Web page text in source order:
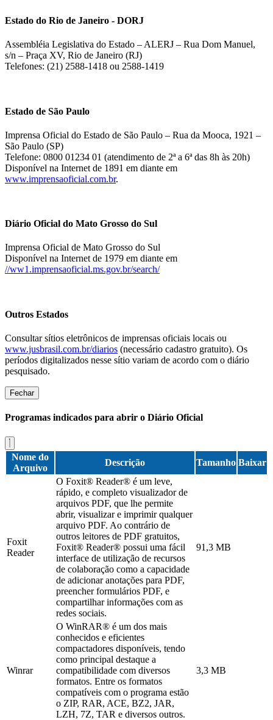
Estado do Rio de Janeiro - DORJ
Assembléia Legislativa do Estado – ALERJ – Rua Dom Manuel,
s/n – Praça XV, Rio de Janeiro (RJ)
Telefones: (21) 2588-1418 ou 2588-1419
Estado de São Paulo
Imprensa Oficial do Estado de São Paulo – Rua da Mooca, 1921 –
São Paulo (SP)
Telefone: 0800 01234 01 (atendimento de 2ª a 6ª das 8h às 20h)
Disponível na Internet de 1891 em diante em
www.imprensaoficial.com.br.
Diário Oficial do Mato Grosso do Sul
Imprensa Oficial de Mato Grosso do Sul
Disponível na Internet de 1979 em diante em
//ww1.imprensaoficial.ms.gov.br/search/
Outros Estados
Consultar sítios eletrônicos de imprensas oficiais locais ou
www.jusbrasil.com.br/diarios (necessário cadastro gratuito). Os
períodos digitalizados nesse sítio variam de acordo com o diário
pesquisado.
Fechar
Programas indicados para abrir o Diário Oficial
Nome do
Arquivo
Descrição Tamanho Baixar
Foxit
Reader
O Foxit® Reader® é um leve,
rápido, e completo visualizador de
arquivos PDF, que lhe permite
abrir, visualizar e imprimir qualquer
arquivo PDF. Ao contrário de
outros leitores de PDF gratuitos,
Foxit® Reader® possui uma fácil
interface de utilização de recursos
de colaboração como a capacidade
de adicionar anotações para PDF,
preencher formulários PDF, e
compartilhar informações com as
redes sociais.
91,3 MB
Winrar
O WinRAR® é um dos mais
conhecidos e eficientes
compactadores disponíveis, tendo
como principal destaque a
compatibilidade com diversos
formatos. Entre os formatos
compatíveis com o programa estão
o ZIP, RAR, ACE, BZ2, JAR,
LZH, 7Z, TAR e diversos outros.
3,3 MB